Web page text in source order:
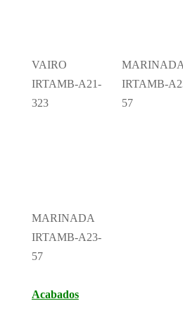
VAIRO
IRTAMB-A21-
323
MARINADA
IRTAMB-
57
MARINADA
IRTAMB-A23-
57
Acabados